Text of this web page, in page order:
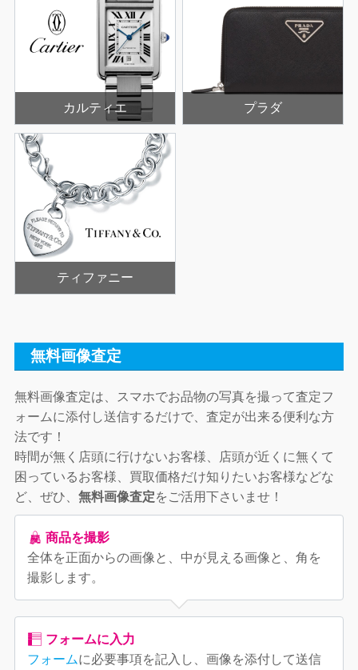
カルティエ プラダ
ティファニー
無料画像査定
無料画像査定は、スマホでお品物の写真を撮って査定フ
ォームに添付し送信するだけで、査定が出来る便利な方
法です！
時間が無く店頭に行けないお客様、店頭が近くに無くて
困っているお客様、買取価格だけ知りたいお客様などな
ど、ぜひ、 無料画像査定をご活用下さいませ！
商品を撮影
全体を正面からの画像と、中が見える画像と、角を
撮影します。
フォームに入力
フォームに必要事項を記入し、画像を添付して送信